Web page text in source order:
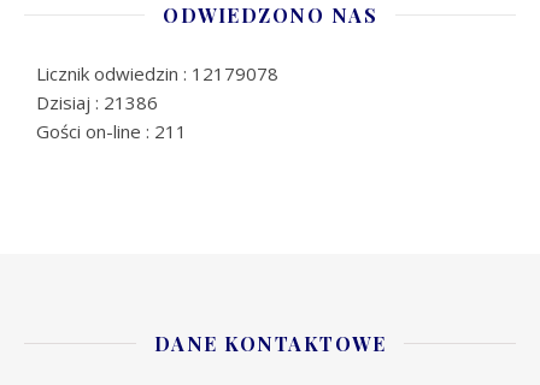
ODWIEDZONO NAS
Licznik odwiedzin : 12179078
Dzisiaj : 21386
Gości on-line : 211
DANE KONTAKTOWE